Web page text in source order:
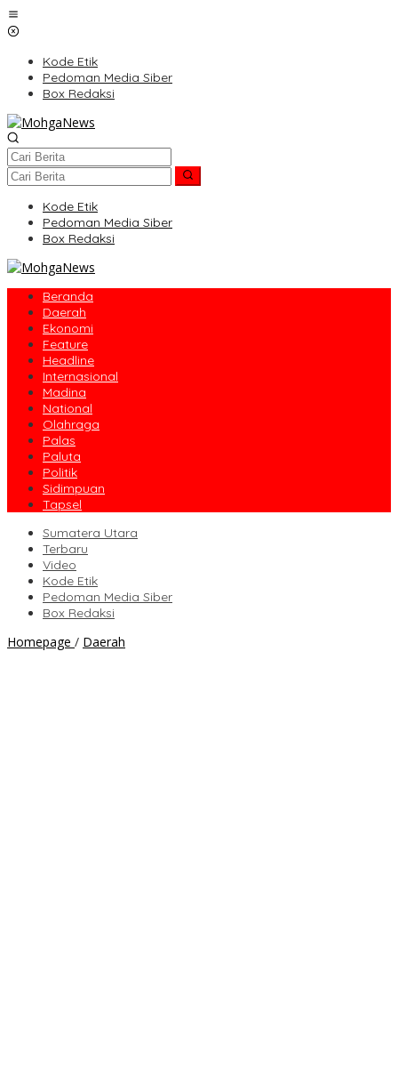
Lewati
ke
Kode Etik
Pedoman Media Siber
Box Redaksi
Kode Etik
Pedoman Media Siber
Box Redaksi
Beranda
Daerah
Ekonomi
Feature
Headline
Internasional
Madina
National
Olahraga
Palas
Paluta
Politik
Sidimpuan
Tapsel
Sumatera Utara
Terbaru
Video
Kode Etik
Pedoman Media Siber
Box Redaksi
Homepage / Daerah